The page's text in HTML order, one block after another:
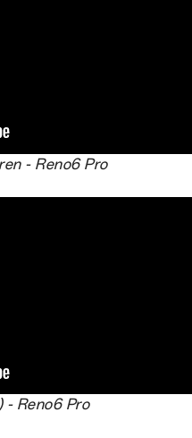
- Reno6 Pro
- Reno6 Pro